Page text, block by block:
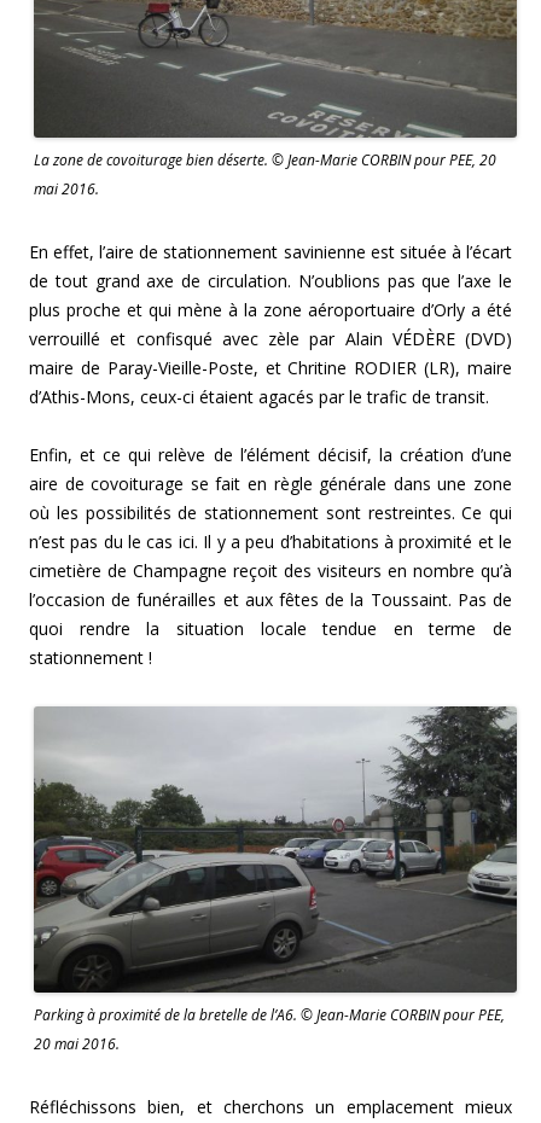
La zone de covoiturage bien déserte. © Jean-Marie CORBIN pour PEE, 20
mai 2016.
En effet, l’aire de stationnement savinienne est située à l’écart
de tout grand axe de circulation. N’oublions pas que l’axe le
plus proche et qui mène à la zone aéroportuaire d’Orly a été
verrouillé et confisqué avec zèle par Alain VÉDÈRE (DVD)
maire de Paray-Vieille-Poste, et Chritine RODIER (LR), maire
d’Athis-Mons, ceux-ci étaient agacés par le trafic de transit.
Enfin, et ce qui relève de l’élément décisif, la création d’une
aire de covoiturage se fait en règle générale dans une zone
où les possibilités de stationnement sont restreintes. Ce qui
n’est pas du le cas ici. Il y a peu d’habitations à proximité et le
cimetière de Champagne reçoit des visiteurs en nombre qu’à
l’occasion de funérailles et aux fêtes de la Toussaint. Pas de
quoi rendre la situation locale tendue en terme de
stationnement !
Parking à proximité de la bretelle de l’A6. © Jean-Marie CORBIN pour PEE,
20 mai 2016.
Réfléchissons bien, et cherchons un emplacement mieux